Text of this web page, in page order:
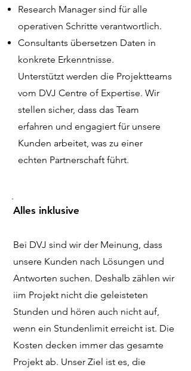
Research Manager sind für alle
operativen Schritte verantwortlich.
Consultants übersetzen Daten in
konkrete Erkenntnisse.
Unterstützt werden die Projektteams
vom DVJ Centre of Expertise. Wir
stellen sicher, dass das Team
erfahren und engagiert für unsere
Kunden arbeitet, was zu einer
echten Partnerschaft führt.
Alles inklusive
Bei DVJ sind wir der Meinung, dass
unsere Kunden nach Lösungen und
Antworten suchen. Deshalb zählen wir
iim Projekt nicht die geleisteten
Stunden und hören auch nicht auf,
wenn ein Stundenlimit erreicht ist. Die
Kosten decken immer das gesamte
Projekt ab. Unser Ziel ist es, die